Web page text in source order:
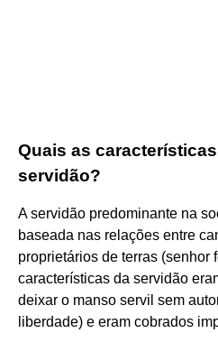
Quais as
servidão?
A servidão predominante na
baseada nas relações entre
proprietários de terras (senhor
características da servidão
deixar o manso servil sem
liberdade) e eram cobrados